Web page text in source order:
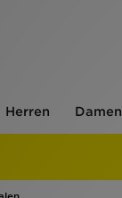
Herren Damen